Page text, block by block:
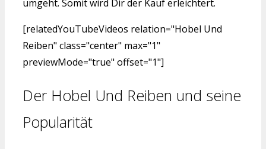
umgeht. Somit wird Dir der Kauf erleichtert.
[relatedYouTubeVideos relation="Hobel Und
Reiben" class="center" max="1"
previewMode="true" offset="1"]
Der Hobel Und Reiben und seine
Popularität